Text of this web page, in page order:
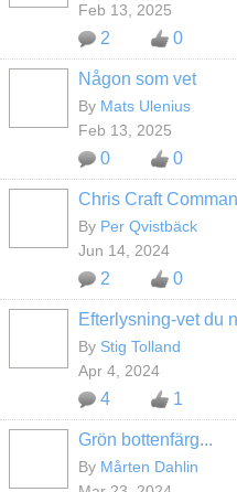
Feb 13, 2025
2 0
Någon som vet
By Mats Ulenius
Feb 13, 2025
0 0
Chris Craft
By Per Qvistbäck
Jun 14, 2024
2 0
Efterlysning-vet du
By Stig Tolland
Apr 4, 2024
4 1
Grön bottenfärg...
By Mårten Dahlin